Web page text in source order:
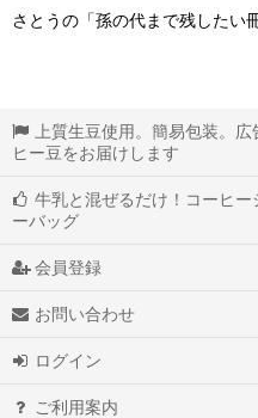
さとうの「孫の代まで残したい
上質生豆使用。簡易包装。
ヒー豆をお届けします
牛乳と混ぜるだけ！コーヒ
ーバッグ
会員登録
お問い合わせ
ログイン
ご利用案内